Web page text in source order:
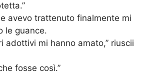
avevo trattenuto finalmente mi
le guance.
adottivi mi hanno amato,” riuscii
fosse così.”